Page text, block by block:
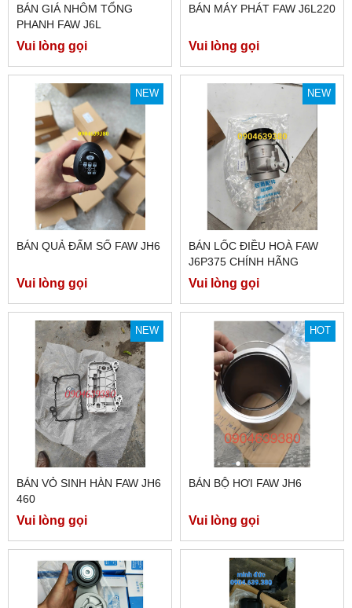
BÁN GIÁ NHÔM TỔNG
PHANH FAW J6L
Vui lòng gọi
BÁN MÁY PHÁT FAW J6L220
Vui lòng gọi
NEW
BÁN QUẢ ĐẤM SỐ FAW JH6
Vui lòng gọi
NEW
BÁN LỐC ĐIỀU HOÀ FAW
J6P375 CHÍNH HÃNG
Vui lòng gọi
NEW
BÁN VỎ SINH HÀN FAW JH6
460
Vui lòng gọi
HOT
BÁN BỘ HƠI FAW JH6
Vui lòng gọi